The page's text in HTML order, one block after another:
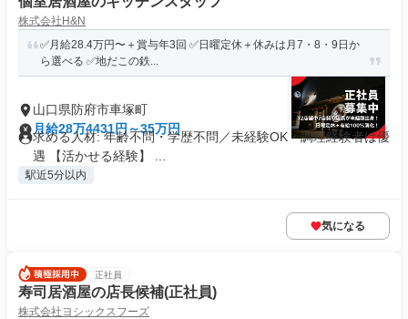
株式会社H&N
✅月給28.4万円〜＋賞与年3回 ✅日曜定休＋休みは月7・8・9日か
ら選べる ✅地だこの鉄...
山口県防府市車塚町
月給28万4431円～35万円
求める人材: 年齢不問・学歴不問／未経験OK・調理経験者は優
遇 【活かせる経験】 ...
駅近5分以内
気になる
正社員
寿司居酒屋の店長候補(正社員)
株式会社ヨシックスフーズ